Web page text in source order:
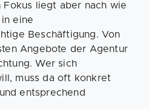
Fokus liegt aber nach wie
eine
Beschäftigung. Von
Angebote der Agentur
Wer sich
muss da oft konkret
entsprechend